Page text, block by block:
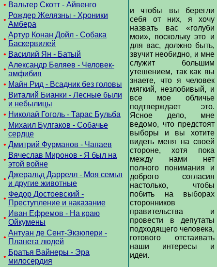
• Вальтер Скотт - Айвенго
•
Рождер Желязны - Хроники
Амбера
•
Артур Конан Дойл - Собака
Баскервилей
• Василий Ян - Батый
•
Александр Беляев - Человек-
амфибия
• Майн Рид - Всадник без головы
•
Виталий Бианки - Лесные были
и небылицы
• Николай Гоголь - Тарас Бульба
•
Михаил Булгаков - Собачье
сердце
• Дмитрий Фурманов - Чапаев
•
Вячеслав Миронов - Я был на
этой войне
•
Джеральд Даррелл - Моя семья
и другие животные
•
Федор Достоевский -
Преступление и наказание
•
Иван Ефремов - На краю
Ойкумены
•
Антуан де Сент-Экзюпери -
Планета людей
•
Братья Вайнеры - Эра
милосердия
и чтобы вы берегли
себя от них, я хочу
назвать вас «голуби
мои», поскольку это и
для вас, должно быть,
звучит необидно, и мне
служит большим
утешением, так как вы
знаете, что я человек
мягкий, незлобивый, и
все мое обличье
подтверждает это.
Ясное дело, мне
ведомо, что предстоят
выборы и вы хотите
видеть меня на своей
стороне, хотя пока
между нами нет
полного понимания и
доброго согласия
настолько, чтобы
побить на выборах
сторонников
правительства и
провести в депутаты
подходящего человека,
готового отстаивать
наши интересы и
идеи.